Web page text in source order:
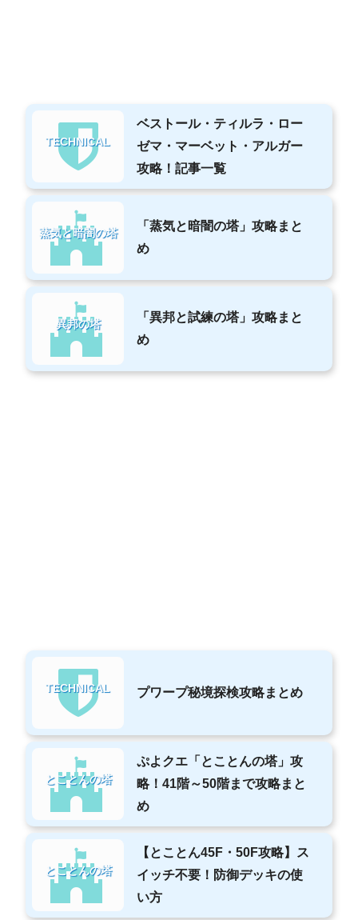
TECHNICAL
ベストール・ティルラ・ロー
ゼマ・マーベット・アルガー
攻略！記事一覧
蒸気と暗闇の塔
「蒸気と暗闇の塔」攻略まと
め
異邦の塔
「異邦と試練の塔」攻略まと
め
TECHNICAL プワープ秘境探検攻略まとめ
とことんの塔
ぷよクエ「とことんの塔」攻
略！41階～50階まで攻略まと
め
とことんの塔
【とことん45F・50F攻略】ス
イッチ不要！防御デッキの使
い方